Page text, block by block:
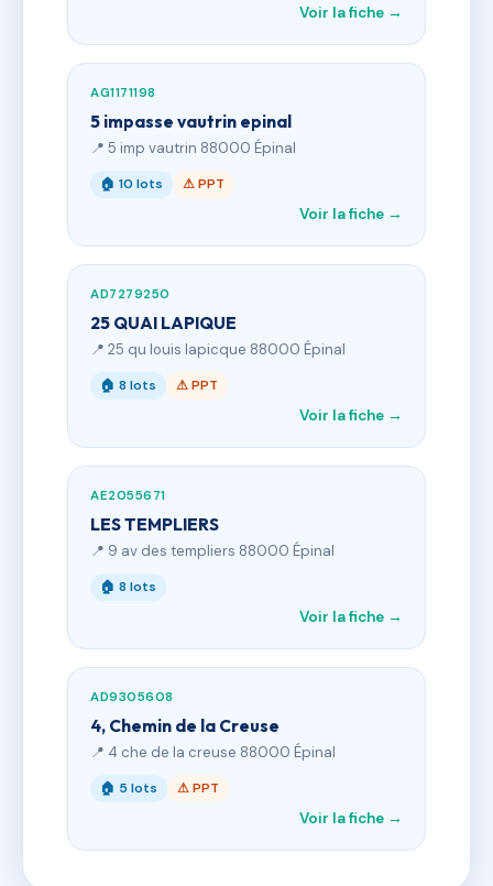
Voir la fiche →
AG1171198
5 impasse vautrin epinal
📍 5 imp vautrin 88000 Épinal
🏠 10 lots ⚠ PPT
Voir la fiche →
AD7279250
25 QUAI LAPIQUE
📍 25 qu louis lapicque 88000 Épinal
🏠 8 lots ⚠ PPT
Voir la fiche →
AE2055671
LES TEMPLIERS
📍 9 av des templiers 88000 Épinal
🏠 8 lots
Voir la fiche →
AD9305608
4, Chemin de la Creuse
📍 4 che de la creuse 88000 Épinal
🏠 5 lots ⚠ PPT
Voir la fiche →